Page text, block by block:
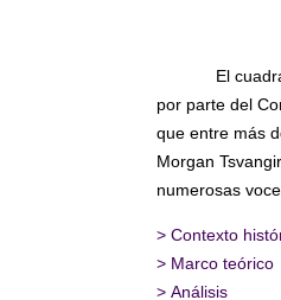
El
por parte del
que entre más
Morgan
numerosas
> Contexto
> Marco teórico
> Análisis